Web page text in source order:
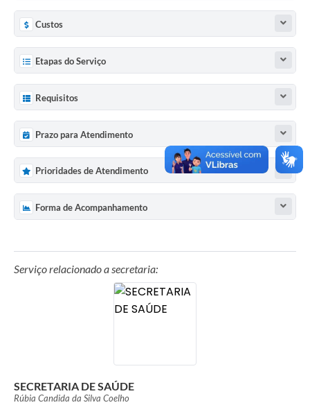
Custos
Etapas do Serviço
Requisitos
Prazo para Atendimento
Prioridades de Atendimento
Forma de Acompanhamento
Serviço relacionado a secretaria:
SECRETARIA DE SAÚDE
Rúbia Candida da Silva Coelho